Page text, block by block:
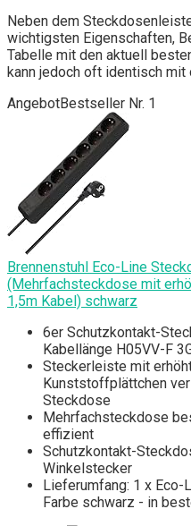
Neben dem
wichtigsten Eigenschaften,
Tabelle mit den aktuell
kann jedoch oft identisch
AngebotBestseller Nr. 1
Brennenstuhl Eco-Line
(Mehrfachsteckdose mit
1,5m Kabel) schwarz
6er Schutzkontakt-
Kabellänge H05VV-F
Steckerleiste mit
Kunststoffplättchen
Steckdose
Mehrfachsteckdose
effizient
Schutzkontakt-
Winkelstecker
Lieferumfang: 1 x
Farbe schwarz - in